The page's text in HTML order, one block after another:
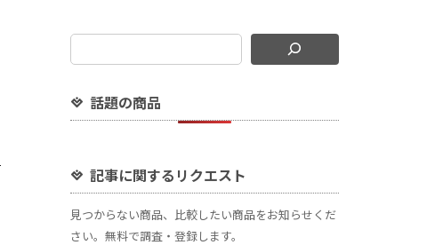
話題の商品
記事に関するリクエスト
見つからない商品、比較したい商品をお知らせくだ
さい。無料で調査・登録します。